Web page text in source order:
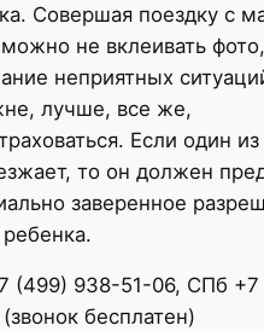
Совершая поездку с
не вклеивать
неприятных
лучше, все же,
Если один
то он должен
заверенное
(499) 938-51-06, СПб +7
бесплатен)